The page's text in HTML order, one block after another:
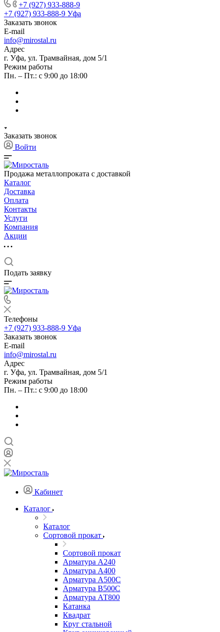
+7 (927) 933-888-9
+7 (927) 933-888-9 Уфа
Заказать звонок
E-mail
info@mirostal.ru
Адрес
г. Уфа, ул. Трамвайная, дом 5/1
Режим работы
Пн. – Пт.: с 9:00 до 18:00
Заказать звонок
Войти
Продажа металлопроката с доставкой
Каталог
Доставка
Оплата
Контакты
Услуги
Компания
Акции
Подать заявку
Телефоны
+7 (927) 933-888-9 Уфа
Заказать звонок
E-mail
info@mirostal.ru
Адрес
г. Уфа, ул. Трамвайная, дом 5/1
Режим работы
Пн. – Пт.: с 9:00 до 18:00
Кабинет
Каталог
Каталог
Сортовой прокат
Сортовой прокат
Арматура А240
Арматура А400
Арматура А500C
Арматура В500С
Арматура АТ800
Катанка
Квадрат
Круг стальной